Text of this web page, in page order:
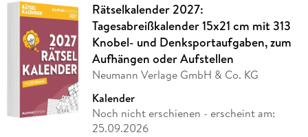
Rätselkalender 2027:
Tagesabreißkalender 15x21 cm mit 313
Knobel- und Denksportaufgaben, zum
Aufhängen oder Aufstellen
Neumann Verlage GmbH & Co. KG
Kalender
Noch nicht erschienen - erscheint am:
25.09.2026